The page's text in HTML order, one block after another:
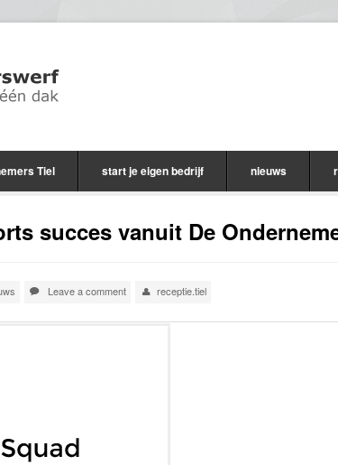
Tiel start je eigen bedrijf nieuws
succes vanuit De
Leave a comment receptie.tiel